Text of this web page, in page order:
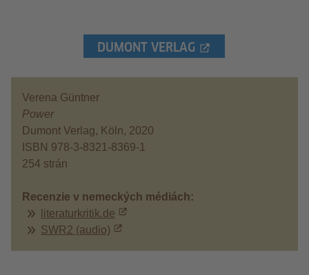
DUMONT VERLAG
Verena Güntner
Power
Dumont Verlag, Köln, 2020
ISBN 978-3-8321-8369-1
254 strán
Recenzie v nemeckých médiách:
literaturkritik.de
SWR2 (audio)